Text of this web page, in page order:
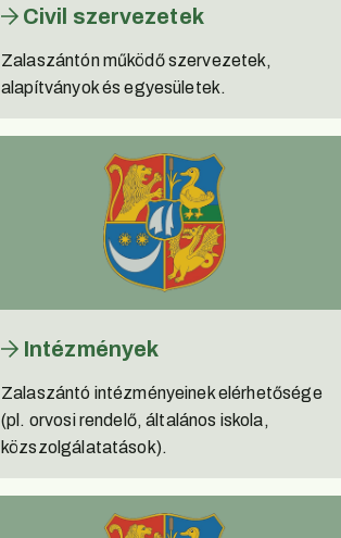
Civil szervezetek
Zalaszántón működő szervezetek,
alapítványok és egyesületek.
Intézmények
Zalaszántó intézményeinek elérhetősége
(pl. orvosi rendelő, általános iskola,
közszolgálatatások).